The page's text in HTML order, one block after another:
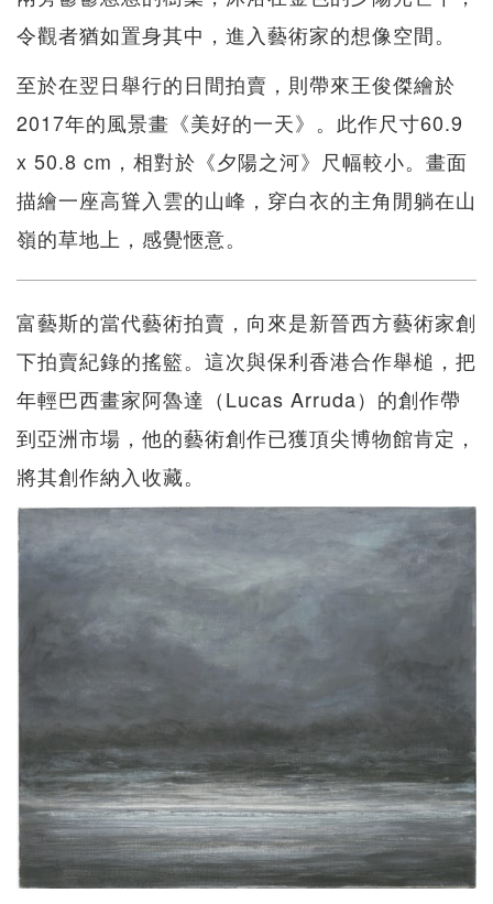
令觀者猶如置身其中，進入藝術家的想像空間。
至於在翌日舉行的日間拍賣，則帶來王俊傑繪於
2017年的風景畫《美好的一天》。此作尺寸60.9
x 50.8 cm，相對於《夕陽之河》尺幅較小。畫面
描繪一座高聳入雲的山峰，穿白衣的主角閒躺在山
嶺的草地上，感覺愜意。
富藝斯的當代藝術拍賣，向來是新晉西方藝術家創
下拍賣紀錄的搖籃。這次與保利香港合作舉槌，把
年輕巴西畫家阿魯達（Lucas Arruda）的創作帶
到亞洲市場，他的藝術創作已獲頂尖博物館肯定，
將其創作納入收藏。